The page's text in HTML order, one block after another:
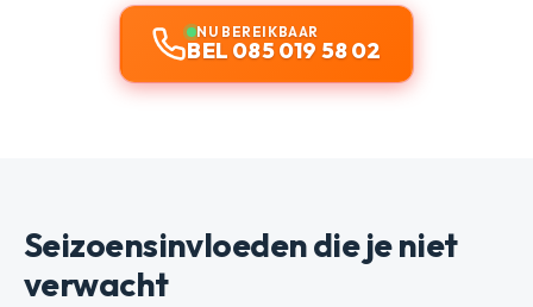
NU BEREIKBAAR
BEL 085 019 58 02
Seizoensinvloeden die je niet
verwacht